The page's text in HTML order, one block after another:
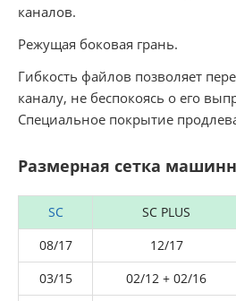
каналов.
Режущая боковая грань.
Гибкость файлов позволяет
каналу, не беспокоясь о его
Специальное покрытие
Размерная сетка
SC SC PLUS
08/17
12/17
03/15
02/12 + 02/16